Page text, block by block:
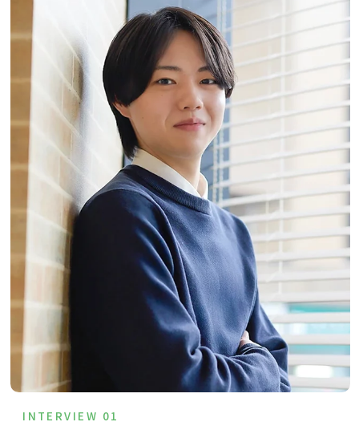
INTERVIEW 01